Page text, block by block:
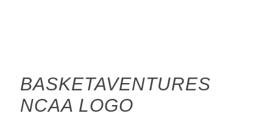
BASKETAVENTURES
NCAA LOGO